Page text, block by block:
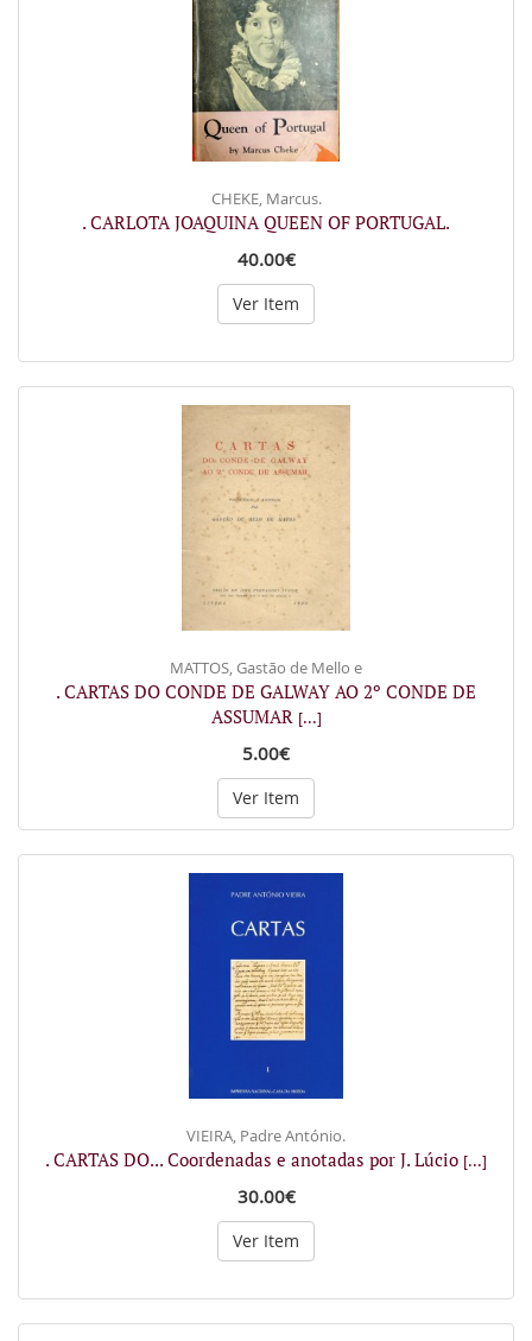
CHEKE, Marcus.
. CARLOTA JOAQUINA QUEEN OF PORTUGAL.
40.00€
Ver Item
MATTOS, Gastão de Mello e
. CARTAS DO CONDE DE GALWAY AO 2º CONDE DE
ASSUMAR [...]
5.00€
Ver Item
VIEIRA, Padre António.
. CARTAS DO... Coordenadas e anotadas por J. Lúcio [...]
30.00€
Ver Item